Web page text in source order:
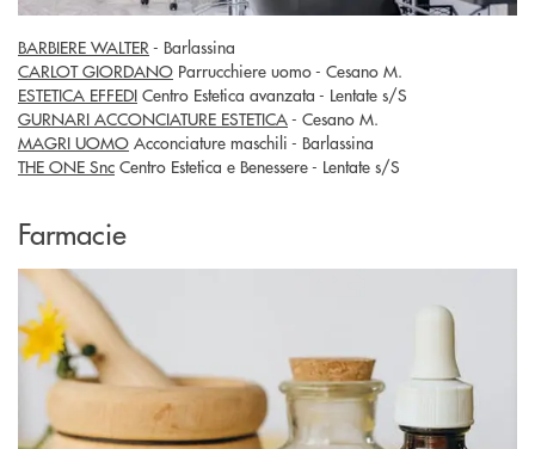
BARBIERE WALTER- Barlassina
CARLOT GIORDANO Parrucchiere uomo - Cesano M.
ESTETICA EFFEDI Centro Estetica avanzata - Lentate s/S
GURNARI ACCONCIATURE ESTETICA- Cesano M.
MAGRI UOMO Acconciature maschili - Barlassina
THE ONE Snc Centro Estetica e Benessere - Lentate s/S
Farmacie